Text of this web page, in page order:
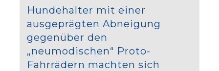
Hundehalter mit einer
ausgeprägten Abneigung
gegenüber den
„neumodischen“ Proto-
Fahrrädern machten sich